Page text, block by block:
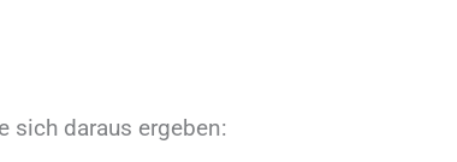
sich daraus ergeben: